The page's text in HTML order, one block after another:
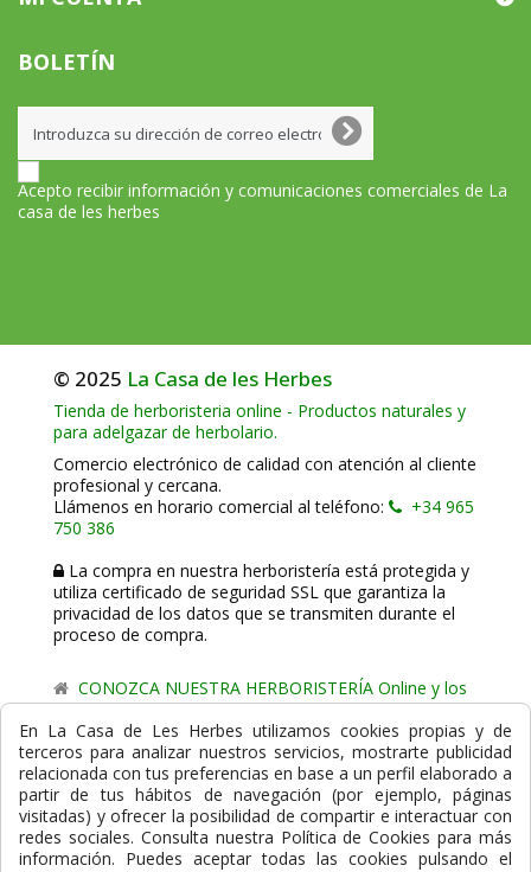
BOLETÍN
Acepto recibir información y comunicaciones comerciales de La
casa de les herbes
© 2025 La Casa de les Herbes
Tienda de herboristeria online - Productos naturales y
para adelgazar de herbolario.
Comercio electrónico de calidad con atención al cliente
profesional y cercana.
Llámenos en horario comercial al teléfono:
+34 965
750 386
La compra en nuestra herboristería está protegida y
utiliza certificado de seguridad SSL que garantiza la
privacidad de los datos que se transmiten durante el
proceso de compra.
CONOZCA NUESTRA HERBORISTERÍA Online y los
comercio de proximidad de La Casa de les Herbes.
Powered byGesdi.com E-Commerce - Tiendas online
profesionales y seguras
Formas de Pago
En La Casa de Les Herbes utilizamos cookies propias y de
terceros para analizar nuestros servicios, mostrarte publicidad
relacionada con tus preferencias en base a un perfil elaborado a
partir de tus hábitos de navegación (por ejemplo, páginas
visitadas) y ofrecer la posibilidad de compartir e interactuar con
redes sociales. Consulta nuestra Política de Cookies para más
información. Puedes aceptar todas las cookies pulsando el